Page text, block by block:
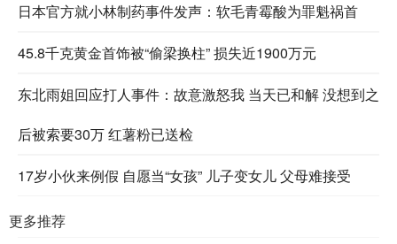
日本官方就小林制药事件发声：软毛青霉酸为罪魁祸首
45.8千克黄金首饰被“偷梁换柱” 损失近1900万元
东北雨姐回应打人事件：故意激怒我 当天已和解 没想到之
后被索要30万 红薯粉已送检
17岁小伙来例假 自愿当“女孩” 儿子变女儿 父母难接受
更多推荐